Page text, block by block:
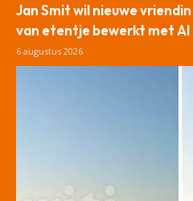
Jan Smit wil nieuwe
van etentje bewerkt met AI
6 augustus 2026